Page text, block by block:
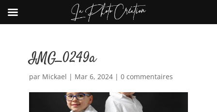
IMG_0249a
par Mickael | Mar 6, 2024| 0 commentaires